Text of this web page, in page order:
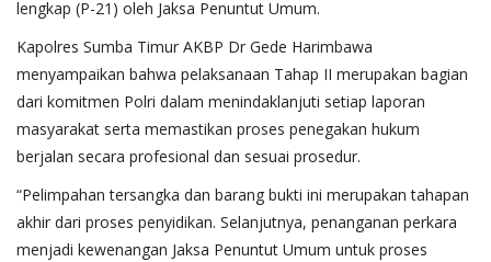
lengkap (P-21) oleh Jaksa Penuntut Umum.
Kapolres Sumba Timur AKBP Dr Gede Harimbawa
menyampaikan bahwa pelaksanaan Tahap II merupakan bagian
dari komitmen Polri dalam menindaklanjuti setiap laporan
masyarakat serta memastikan proses penegakan hukum
berjalan secara profesional dan sesuai prosedur.
“Pelimpahan tersangka dan barang bukti ini merupakan tahapan
akhir dari proses penyidikan. Selanjutnya, penanganan perkara
menjadi kewenangan Jaksa Penuntut Umum untuk proses